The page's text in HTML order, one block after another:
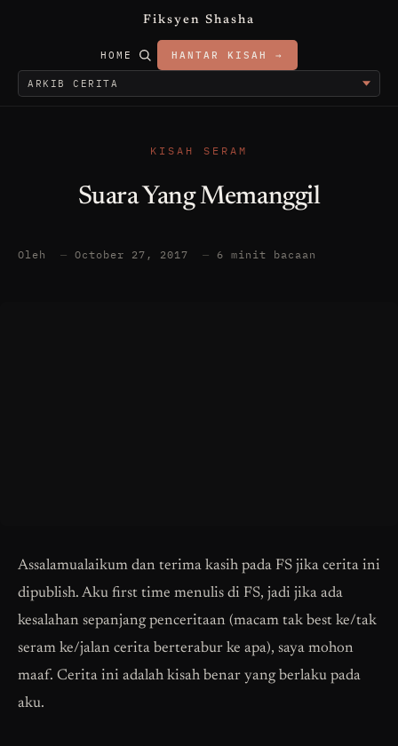
Fiksyen Shasha
HOME HANTAR KISAH →
KISAH SERAM
Suara Yang Memanggil
Oleh — October 27, 2017 — 6 minit bacaan
Assalamualaikum dan terima kasih pada FS jika cerita ini
dipublish. Aku first time menulis di FS, jadi jika ada
kesalahan sepanjang penceritaan (macam tak best ke/tak
seram ke/jalan cerita berterabur ke apa), saya mohon
maaf. Cerita ini adalah kisah benar yang berlaku pada
aku.